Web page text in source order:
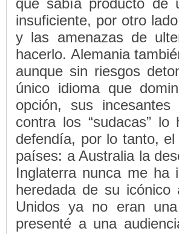
insuficiente, por otro
y las amenazas de
hacerlo. Alemania
aunque sin riesgos
único idioma que
opción, sus
contra los “sudacas”
defendía, por lo tanto,
países: a Australia la
Inglaterra nunca me ha
heredada de su
Unidos ya no eran
presenté a una